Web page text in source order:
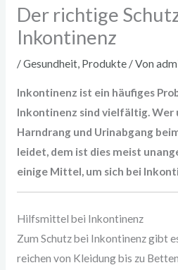
Der richtige
Inkontinenz
/Gesundheit, Produkte/ Von
Inkontinenz ist ein häufiges
Inkontinenz sind vielfältig.
Harndrang und Urinabgang
leidet, dem ist dies meist
einige Mittel, um sich bei
Hilfsmittel bei Inkontinenz
Zum Schutz bei Inkontinenz gibt
reichen von Kleidung bis zu